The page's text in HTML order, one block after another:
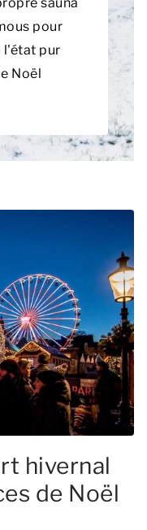
sauna
pour
l'état pur
Noël
hivernal
de Noël